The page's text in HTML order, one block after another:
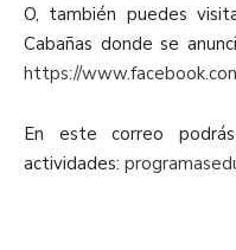
O, también puedes
Cabañas donde se
https://
En este correo
actividades: